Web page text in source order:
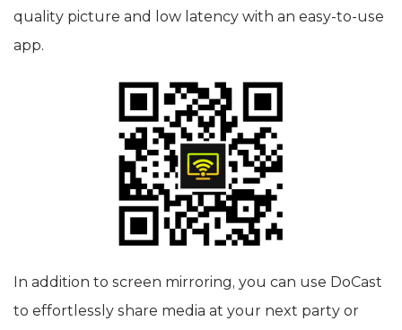
quality picture and low latency with an easy-to-use
app.
In addition to screen mirroring, you can use DoCast
to effortlessly share media at your next party or